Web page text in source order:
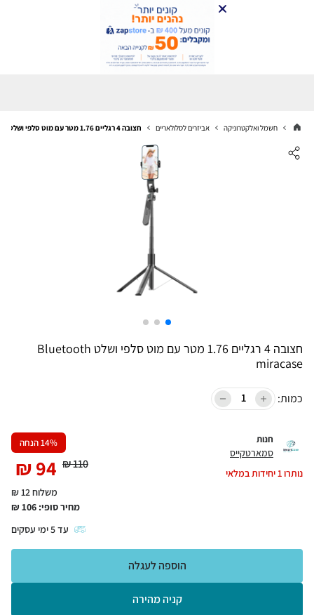
חשמל ואלקטרוניקה אביזרים לסלולאריים חצובה 4 רגליים 1.76 מטר עם מוט סלפי ושלט Bluetooth miracase
חצובה 4 רגליים 1.76 מטר עם מוט סלפי ושלט Bluetooth
miracase
כמות:
חנות
סמארטקייס
נותרו1יחידות במלאי
14% הנחה
110
₪
94
₪
משלוח 12 ₪
מחיר סופי: 106
₪
עד5ימי עסקים
קניה מהירה
הוספה לעגלה